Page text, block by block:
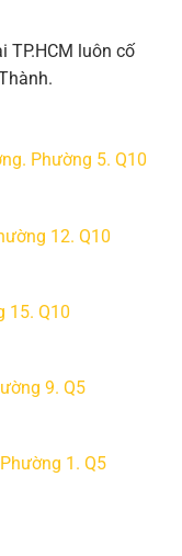
TP.HCM luôn cố
Phường 5. Q10
12. Q10
15. Q10
9. Q5
1. Q5